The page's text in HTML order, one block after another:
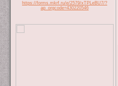
https://forms.mkrf.ru/e/2579/xTPLeBU7/?
ap_orgcode=430220546